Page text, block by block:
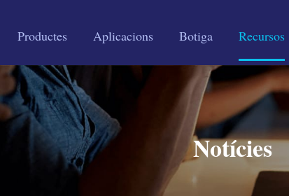
Productes Aplicacions Botiga Recursos
Notícies